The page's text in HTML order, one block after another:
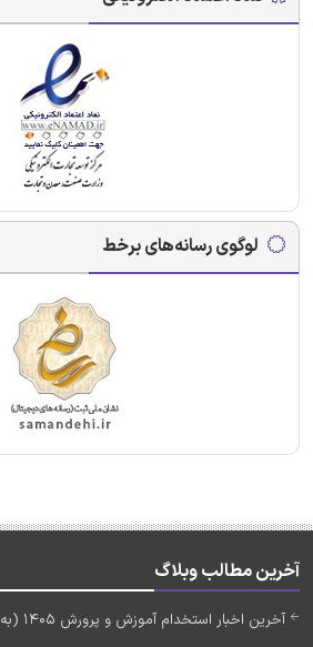
لوگوی رسانه‌های برخط
آخرین مطالب وبلاگ
آخرین اخبار استخدام آموزش و پرورش 1405 (به زودی)